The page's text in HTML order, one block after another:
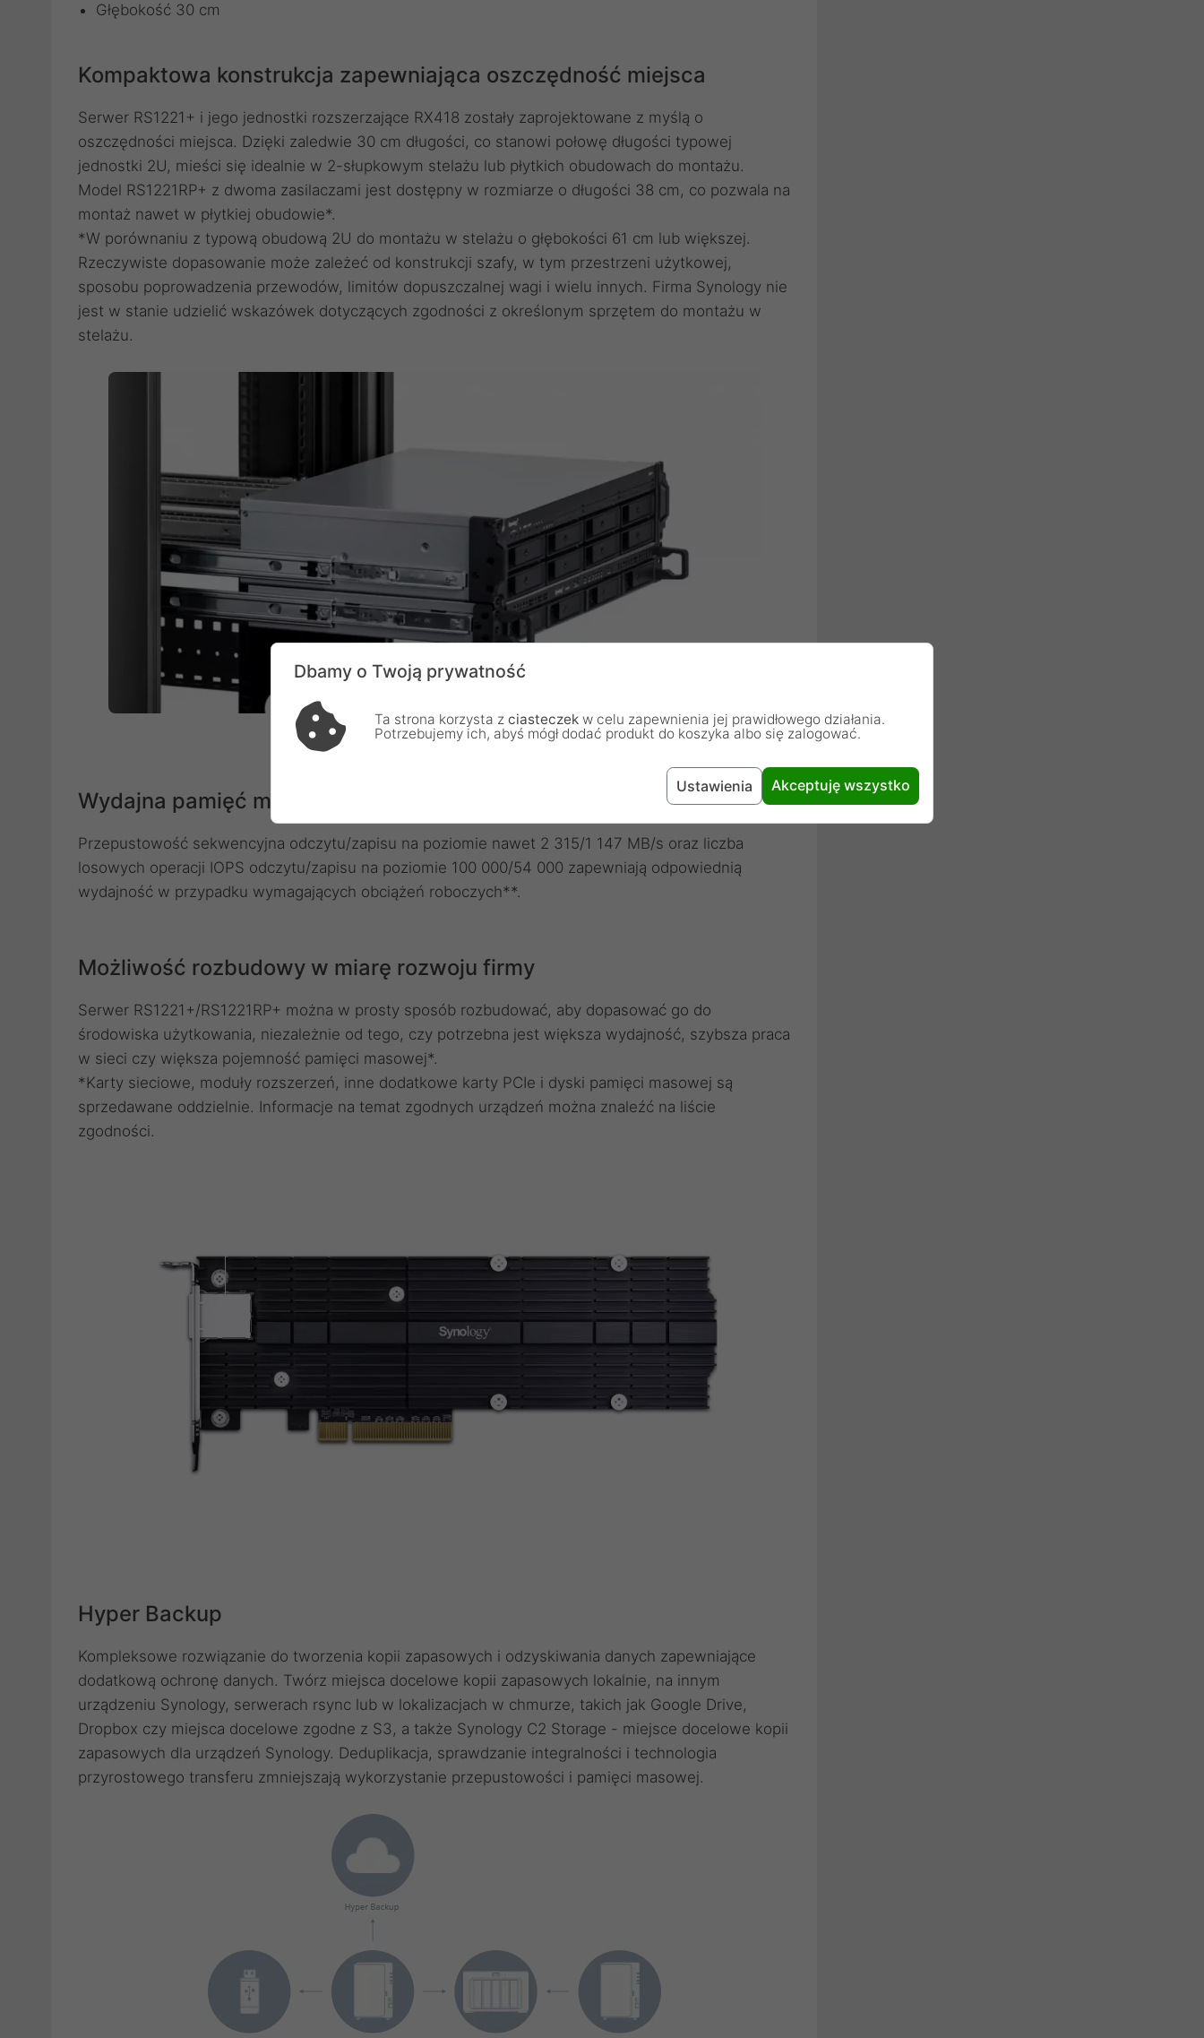
Głębokość 30 cm
Kompaktowa konstrukcja zapewniająca oszczędność miejsca
Serwer RS1221+ i jego jednostki rozszerzające RX418 zostały zaprojektowane z myślą o
oszczędności miejsca. Dzięki zaledwie 30 cm długości, co stanowi połowę długości typowej
jednostki 2U, mieści się idealnie w 2-słupkowym stelażu lub płytkich obudowach do montażu.
Model RS1221RP+ z dwoma zasilaczami jest dostępny w rozmiarze o długości 38 cm, co pozwala na
montaż nawet w płytkiej obudowie*.
*W porównaniu z typową obudową 2U do montażu w stelażu o głębokości 61 cm lub większej.
Rzeczywiste dopasowanie może zależeć od konstrukcji szafy, w tym przestrzeni użytkowej,
sposobu poprowadzenia przewodów, limitów dopuszczalnej wagi i wielu innych. Firma Synology nie
jest w stanie udzielić wskazówek dotyczących zgodności z określonym sprzętem do montażu w
stelażu.
Wydajna pamięć masowa do dowolnych celów
Przepustowość sekwencyjna odczytu/zapisu na poziomie nawet 2 315/1 147 MB/s oraz liczba
losowych operacji IOPS odczytu/zapisu na poziomie 100 000/54 000 zapewniają odpowiednią
wydajność w przypadku wymagających obciążeń roboczych**.
Możliwość rozbudowy w miarę rozwoju firmy
Serwer RS1221+/RS1221RP+ można w prosty sposób rozbudować, aby dopasować go do
środowiska użytkowania, niezależnie od tego, czy potrzebna jest większa wydajność, szybsza praca
w sieci czy większa pojemność pamięci masowej*.
*Karty sieciowe, moduły rozszerzeń, inne dodatkowe karty PCIe i dyski pamięci masowej są
sprzedawane oddzielnie. Informacje na temat zgodnych urządzeń można znaleźć na liście
zgodności.
Hyper Backup
Kompleksowe rozwiązanie do tworzenia kopii zapasowych i odzyskiwania danych zapewniające
dodatkową ochronę danych. Twórz miejsca docelowe kopii zapasowych lokalnie, na innym
urządzeniu Synology, serwerach rsync lub w lokalizacjach w chmurze, takich jak Google Drive,
Dropbox czy miejsca docelowe zgodne z S3, a także Synology C2 Storage - miejsce docelowe kopii
zapasowych dla urządzeń Synology. Deduplikacja, sprawdzanie integralności i technologia
przyrostowego transferu zmniejszają wykorzystanie przepustowości i pamięci masowej.
Dbamy o Twoją prywatność
Ta strona korzysta z ciasteczek w celu zapewnienia jej prawidłowego działania.
Potrzebujemy ich, abyś mógł dodać produkt do koszyka albo się zalogować.
Ustawienia Akceptuję wszystko